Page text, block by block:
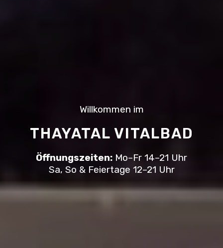
Willkommen im
THAYATAL VITALBAD
Öffnungszeiten: Mo–Fr 14–21 Uhr
Sa, So & Feiertage 12–21 Uhr